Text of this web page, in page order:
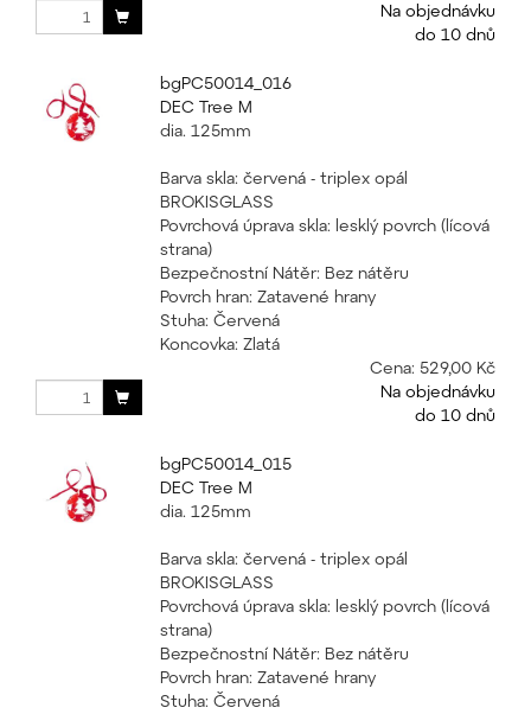
Na objednávku
do 10 dnů
bgPC50014_016
DEC Tree M
dia. 125mm
Barva skla: červená - triplex opál
BROKISGLASS
Povrchová úprava skla: lesklý povrch (lícová
strana)
Bezpečnostní Nátěr: Bez nátěru
Povrch hran: Zatavené hrany
Stuha: Červená
Koncovka: Zlatá
Cena: 529,00 Kč
Na objednávku
do 10 dnů
bgPC50014_015
DEC Tree M
dia. 125mm
Barva skla: červená - triplex opál
BROKISGLASS
Povrchová úprava skla: lesklý povrch (lícová
strana)
Bezpečnostní Nátěr: Bez nátěru
Povrch hran: Zatavené hrany
Stuha: Červená